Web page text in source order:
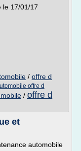
le 17/01/17
/ offre d
offre d
/ offre d
et
automobile